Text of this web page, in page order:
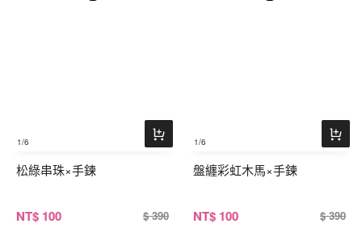
1/6
松綠串珠×手鍊
NT$ 100 $ 390
1/6
盤纏彩虹木馬×手鍊
NT$ 100 $ 390